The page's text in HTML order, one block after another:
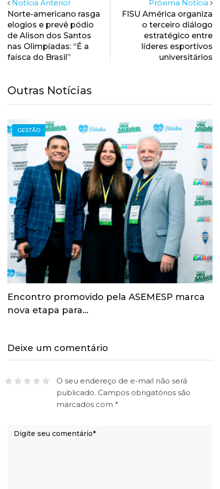
Notícia Anterior
Norte-americano rasga
elogios e prevê pódio
de Alison dos Santos
nas Olimpíadas: “É a
faísca do Brasil”
Próxima Notícia
FISU América organiza
o terceiro diálogo
estratégico entre
líderes esportivos
universitários
Outras Notícias
NOTÍCIAS
Esporte ganha espaço na agenda
econômica e mobiliza…
Deixe um comentário
O seu endereço de e-mail não será
publicado. Campos obrigatórios são
marcados com *